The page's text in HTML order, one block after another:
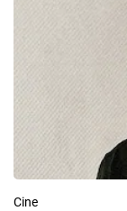
Cine